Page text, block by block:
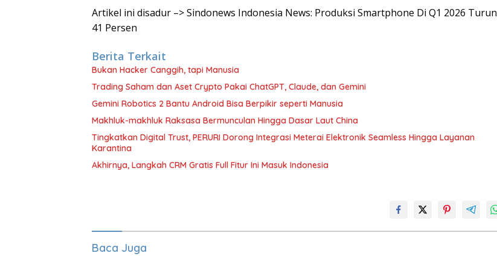
Artikel ini disadur –> Sindonews Indonesia News: Produksi Smartphone Di Q1 2026 Turun
41 Persen
Berita Terkait
Bukan Hacker Canggih, tapi Manusia
Trading Saham dan Aset Crypto Pakai ChatGPT, Claude, dan Gemini
Gemini Robotics 2 Bantu Android Bisa Berpikir seperti Manusia
Makhluk-makhluk Raksasa Bermunculan Hingga Dasar Laut China
Tingkatkan Digital Trust, PERURI Dorong Integrasi Meterai Elektronik Seamless Hingga Layanan
Karantina
Akhirnya, Langkah CRM Gratis Full Fitur Ini Masuk Indonesia
Baca Juga